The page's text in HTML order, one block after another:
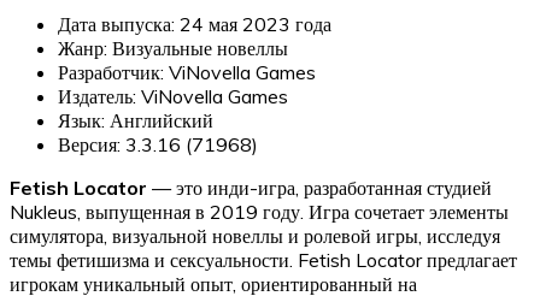
Дата выпуска: 24 мая 2023 года
Жанр: Визуальные новеллы
Разработчик: ViNovella Games
Издатель: ViNovella Games
Язык: Английский
Версия: 3.3.16 (71968)
Fetish Locator — это инди-игра, разработанная студией
Nukleus, выпущенная в 2019 году. Игра сочетает элементы
симулятора, визуальной новеллы и ролевой игры, исследуя
темы фетишизма и сексуальности. Fetish Locator предлагает
игрокам уникальный опыт, ориентированный на